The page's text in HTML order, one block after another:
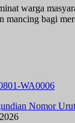
warga
mancing bagi
Nomor